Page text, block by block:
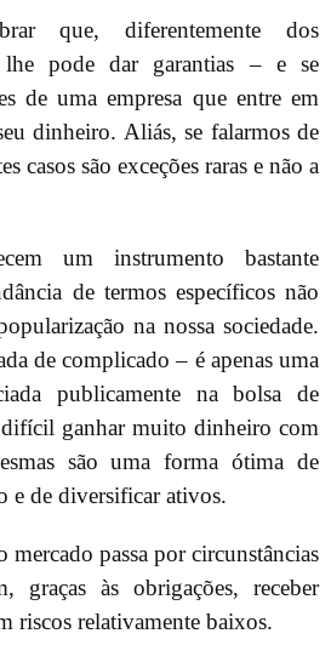
que, diferentemente dos
lhe pode dar garantias – e se
de uma empresa que entre em
dinheiro. Aliás, se falarmos de
casos são exceções raras e não a
um instrumento bastante
de termos específicos não
na nossa sociedade.
de complicado ­– é apenas uma
publicamente na bolsa de
ganhar muito dinheiro com
são uma forma ótima de
e de diversificar ativos.
mercado passa por circunstâncias
graças às obrigações, receber
riscos relativamente baixos.